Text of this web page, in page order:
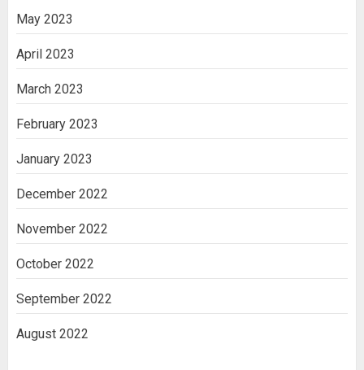
May 2023
April 2023
March 2023
February 2023
January 2023
December 2022
November 2022
October 2022
September 2022
August 2022